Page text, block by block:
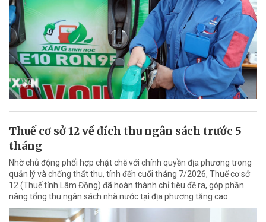
Thuế cơ sở 12 về đích thu ngân sách trước 5
tháng
Nhờ chủ động phối hợp chặt chẽ với chính quyền địa phương trong
quản lý và chống thất thu, tính đến cuối tháng 7/2026, Thuế cơ sở
12 (Thuế tỉnh Lâm Đồng) đã hoàn thành chỉ tiêu đề ra, góp phần
nâng tổng thu ngân sách nhà nước tại địa phương tăng cao.